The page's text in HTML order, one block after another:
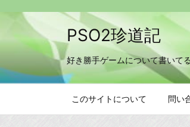
PSO2珍道記
好き勝手ゲームについて書いて
このサイトについて 問い